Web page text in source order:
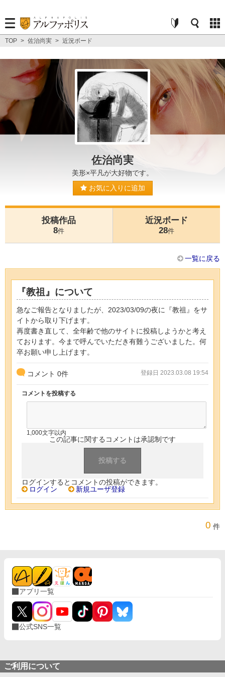
TOP > 佐治尚実 > 近況ボード
佐治尚実
美形×平凡が大好物です。
お気に入りに追加
投稿作品
8件
近況ボード
28件
一覧に戻る
『教祖』について
急なご報告となりましたが、2023/03/09の夜に『教祖』をサ
イトから取り下げます。
再度書き直して、全年齢で他のサイトに投稿しようかと考え
ております。今まで呼んでいただき有難うございました。何
卒お願い申し上げます。
コメント 0件 登録日 2023.03.08 19:54
コメントを投稿する
1,000文字以内
この記事に関するコメントは承認制です
ログインするとコメントの投稿ができます。
ログイン
新規ユーザ登録
0 件
アプリ一覧
公式SNS一覧
ご利用について